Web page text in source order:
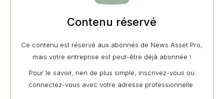
Contenu réservé
Ce contenu est réservé aux abonnés de News Asset Pro,
mais votre entreprise est peut-être déjà abonnée !
Pour le savoir, rien de plus simple, inscrivez-vous ou
connectez-vous avec votre adresse professionnelle.